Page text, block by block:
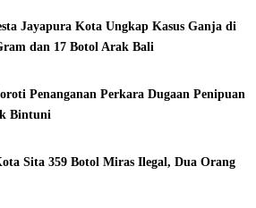
Jayapura Kota Ungkap Kasus Ganja di
dan 17 Botol Arak Bali
Penanganan Perkara Dugaan Penipuan
Bintuni
Sita 359 Botol Miras Ilegal, Dua Orang